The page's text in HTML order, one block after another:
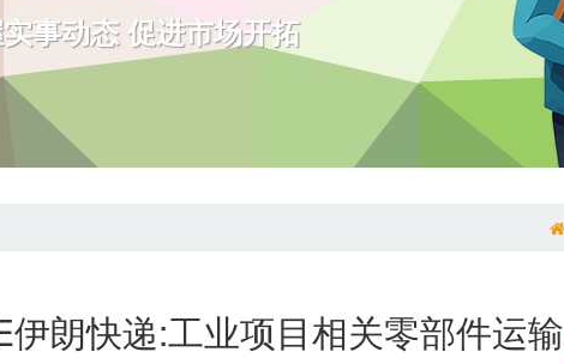
事动态 促进市场开拓
伊朗快递:工业项目相关零部件运输